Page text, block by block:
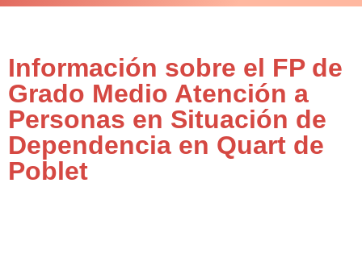
Información sobre el FP de
Grado Medio Atención a
Personas en Situación de
Dependencia en Quart de
Poblet